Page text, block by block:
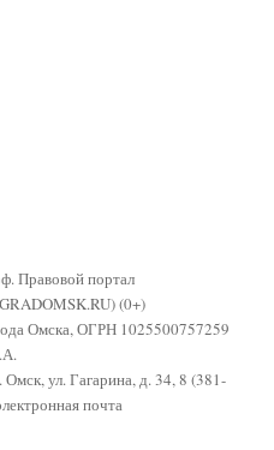
Правовой портал
(0+)
Омска, ОГРН 1025500757259
ул. Гагарина, д. 34, 8 (381-
почта